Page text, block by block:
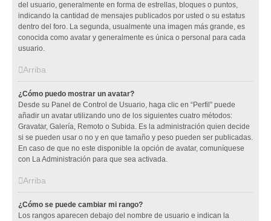
del usuario, generalmente en forma de estrellas, bloques o puntos,
indicando la cantidad de mensajes publicados por usted o su estatus
dentro del foro. La segunda, usualmente una imagen más grande, es
conocida como avatar y generalmente es única o personal para cada
usuario.
Arriba
¿Cómo puedo mostrar un avatar?
Desde su Panel de Control de Usuario, haga clic en “Perfil” puede
añadir un avatar utilizando uno de los siguientes cuatro métodos:
Gravatar, Galería, Remoto o Subida. Es la administración quien decide
si se pueden usar o no y en que tamaño y peso pueden ser publicadas.
En caso de que no este disponible la opción de avatar, comuníquese
con La Administración para que sea activada.
Arriba
¿Cómo se puede cambiar mi rango?
Los rangos aparecen debajo del nombre de usuario e indican la